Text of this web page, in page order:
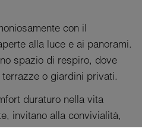
con il
alla luce e ai panorami.
spazio di respiro, dove
terrazze o giardini privati.
duraturo nella vita
invitano alla convivialità,